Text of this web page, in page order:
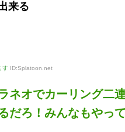
来る
す ID:Splatoon.net
ネオでカーリング
だろ！みんなもやっ